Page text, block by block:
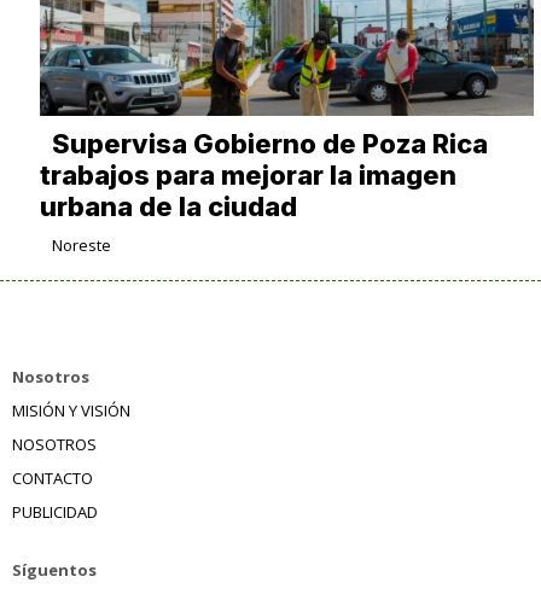
Supervisa Gobierno de Poza Rica
trabajos para mejorar la imagen
urbana de la ciudad
Noreste
Nosotros
MISIÓN Y VISIÓN
NOSOTROS
CONTACTO
PUBLICIDAD
Síguentos